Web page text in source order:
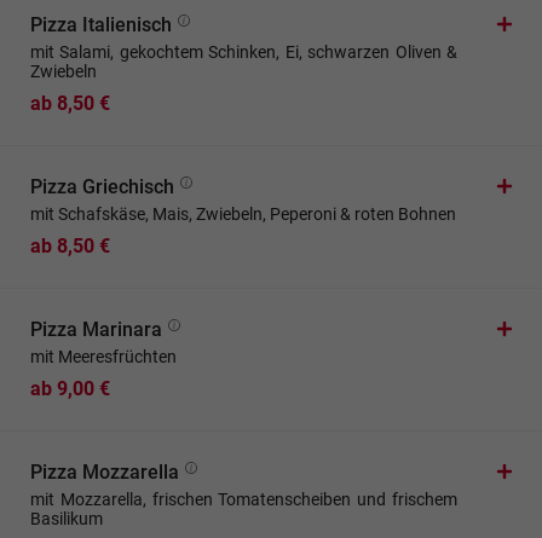
Pizza Italienisch
mit Salami, gekochtem Schinken, Ei, schwarzen Oliven &
Zwiebeln
ab 8,50 €
Pizza Griechisch
mit Schafskäse, Mais, Zwiebeln, Peperoni & roten Bohnen
ab 8,50 €
Pizza Marinara
mit Meeresfrüchten
ab 9,00 €
Pizza Mozzarella
mit Mozzarella, frischen Tomatenscheiben und frischem
Basilikum